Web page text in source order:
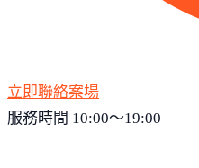
立即聯絡案場
服務時間 10:00～19:00